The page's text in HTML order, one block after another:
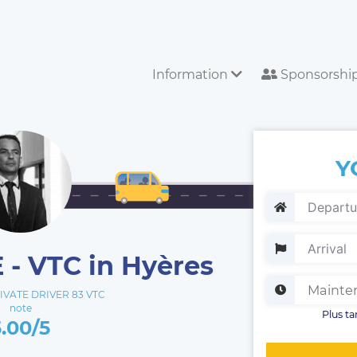
Information
- VTC in Hyères
DRIVER 83 VTC
note
5
Plus